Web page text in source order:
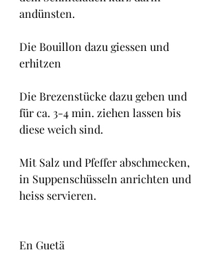
andünsten.
Die Bouillon dazu giessen und
erhitzen
Die Brezenstücke dazu geben und
für ca. 3-4 min. ziehen lassen bis
diese weich sind.
Mit Salz und Pfeffer abschmecken,
in Suppenschüsseln anrichten und
heiss servieren.
En Guetä